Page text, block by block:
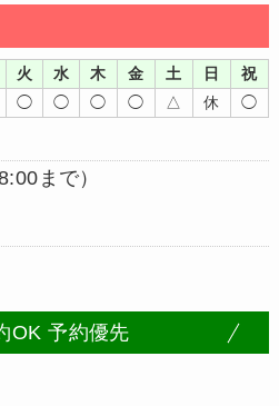
火 水 木 金 土 日
祝
◯ ◯ ◯ ◯ △ 休 ◯
まで）
OK 予約優先